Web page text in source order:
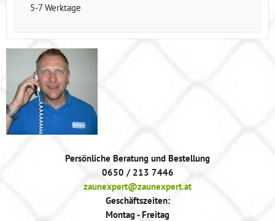
5-7 Werktage
Persönliche Beratung und Bestellung
0650 / 213 7446
zaunexpert@zaunexpert.at
Geschäftszeiten:
Montag - Freitag